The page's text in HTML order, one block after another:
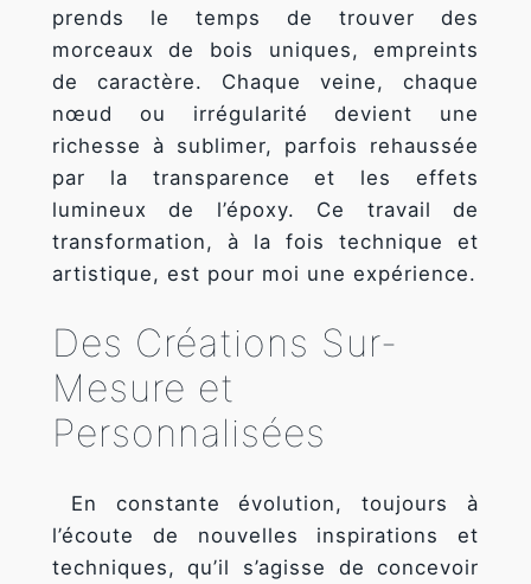
prends le temps de trouver des
morceaux de bois uniques, empreints
de caractère. Chaque veine, chaque
nœud ou irrégularité devient une
richesse à sublimer, parfois rehaussée
par la transparence et les effets
lumineux de l’époxy. Ce travail de
transformation, à la fois technique et
artistique, est pour moi une expérience.
Des Créations Sur-
Mesure et
Personnalisées
En constante évolution, toujours à
l’écoute de nouvelles inspirations et
techniques, qu’il s’agisse de concevoir
structure du
site Web, en
fonction de la
façon dont le
site Web est
utilisé.
Experience
Afin que notre
site Web
fonctionne
possible lors
de votre
visite. Si vous
refusez ces
cookies,
certaines
disparaîtront
du site Web.